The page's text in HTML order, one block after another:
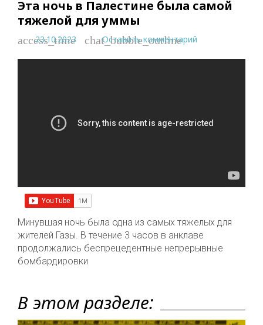
Эта ночь в Палестине была самой
тяжелой для уммы
access_time
23.10.2023 chat_bubble_outline
Оставить комментарий
Минувшая ночь была одна из самых тяжелых для
жителей Газы. В течение 3 часов в анклаве
продолжались беспрецедентные непрерывные
бомбардировки
В этом разделе: